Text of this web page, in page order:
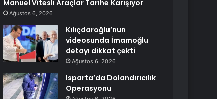
Manuel Vitesli Araçlar Tarihe Karışıyor
Ağustos 6, 2026
Kılıçdaroğlu’nun
videosunda İmamoğlu
detayı dikkat çekti
Ağustos 6, 2026
Isparta’da Dolandırıcılık
Operasyonu